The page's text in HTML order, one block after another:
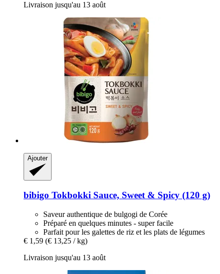
Livraison jusqu'au 13 août
Ajouter
bibigo Tokbokki Sauce, Sweet & Spicy (120 g)
Saveur authentique de bulgogi de Corée
Préparé en quelques minutes - super facile
Parfait pour les galettes de riz et les plats de légumes
€ 1,59 (€ 13,25 / kg)
Livraison jusqu'au 13 août